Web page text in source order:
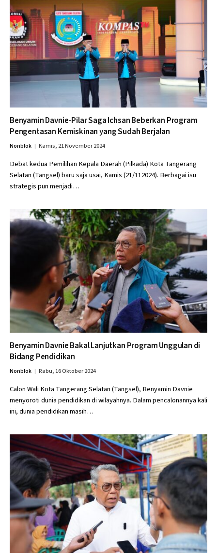
Benyamin Davnie-Pilar Saga Ichsan Beberkan Program
Pengentasan Kemiskinan yang Sudah Berjalan
Nonblok Kamis, 21 November 2024
Debat kedua Pemilihan Kepala Daerah (Pilkada) Kota Tangerang
Selatan (Tangsel) baru saja usai, Kamis (21/112024). Berbagai isu
strategis pun menjadi…
Benyamin Davnie Bakal Lanjutkan Program Unggulan di
Bidang Pendidikan
Nonblok Rabu, 16 Oktober 2024
Calon Wali Kota Tangerang Selatan (Tangsel), Benyamin Davnie
menyoroti dunia pendidikan di wilayahnya. Dalam pencalonannya kali
ini, dunia pendidikan masih…